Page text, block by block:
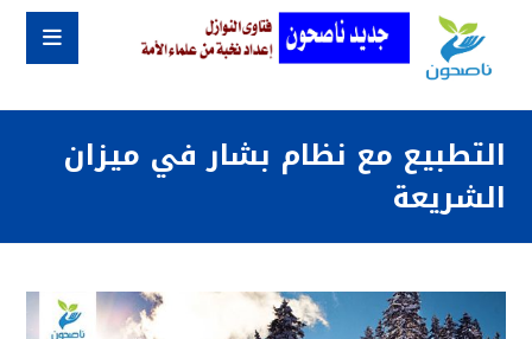
التطبيع مع نظام بشار في ميزان
الشريعة